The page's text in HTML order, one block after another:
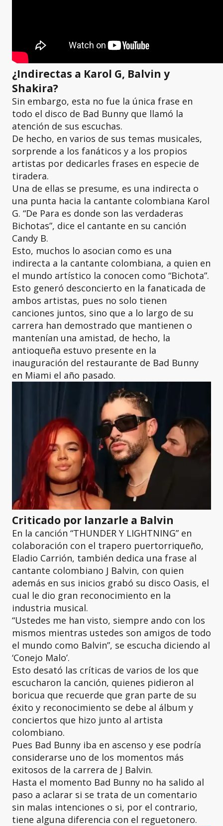
¿Indirectas a Karol G, Balvin y
Shakira?
Sin embargo, esta no fue la única frase en
todo el disco de Bad Bunny que llamó la
atención de sus escuchas.
De hecho, en varios de sus temas musicales,
sorprende a los fanáticos y a los propios
artistas por dedicarles frases en especie de
tiradera.
Una de ellas se presume, es una indirecta o
una punta hacia la cantante colombiana Karol
G. “De Para es donde son las verdaderas
Bichotas”, dice el cantante en su canción
Candy B.
Esto, muchos lo asocian como es una
indirecta a la cantante colombiana, a quien en
el mundo artístico la conocen como “Bichota”.
Esto generó desconcierto en la fanaticada de
ambos artistas, pues no solo tienen
canciones juntos, sino que a lo largo de su
carrera han demostrado que mantienen o
mantenían una amistad, de hecho, la
antioqueña estuvo presente en la
inauguración del restaurante de Bad Bunny
en Miami el año pasado.
Criticado por lanzarle a Balvin
En la canción “THUNDER Y LIGHTNING” en
colaboración con el trapero puertorriqueño,
Eladio Carrión, también dedica una frase al
cantante colombiano J Balvin, con quien
además en sus inicios grabó su disco Oasis, el
cual le dio gran reconocimiento en la
industria musical.
“Ustedes me han visto, siempre ando con los
mismos mientras ustedes son amigos de todo
el mundo como Balvin”, se escucha diciendo al
‘Conejo Malo’.
Esto desató las críticas de varios de los que
escucharon la canción, quienes pidieron al
boricua que recuerde que gran parte de su
éxito y reconocimiento se debe al álbum y
conciertos que hizo junto al artista
colombiano.
Pues Bad Bunny iba en ascenso y ese podría
considerarse uno de los momentos más
exitosos de la carrera de J Balvin.
Hasta el momento Bad Bunny no ha salido al
paso a aclarar si se trata de un comentario
sin malas intenciones o si, por el contrario,
tiene alguna diferencia con el reguetonero.